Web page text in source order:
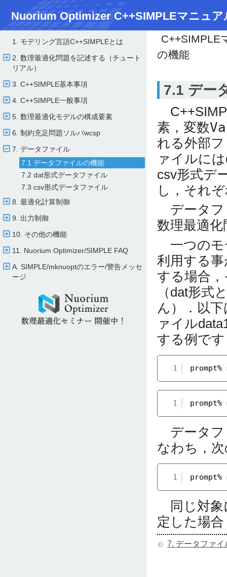
Nuorium Optimizer C++SIMPLEマニュア
1. モデリング言語C++SIMPLEとは
2. 数理最適化問題を記述する（チュート
リアル）
3. C++SIMPLE基本事項
4. C++SIMPLE一般事項
5. 数理最適化モデルの構成要素
6. 制約充足問題ソルバwcsp
7. データファイル
7.1 データファイルの機能
7.2 dat形式データファイル
7.3 csv形式データファイル
8. 最適化計算制御
9. 出力制御
10. その他の機能
11. Nuorium Optimizer/​SIMPLE FAQ
A. SIMPLE/​mknuoptのエラー/​警告メッセ
ージ
C++SIMPLE
の機能
7.1 デー
素，変数
れる外部
ァイルに
csv形式デ
し，それ
データフ
数理最適
一つのモ
利用する
する場合
（dat形式
ん）．以
ァイル
する例で
1 prompt%
1
データフ
なわち，
1
同じ対象
定した場
7. データファイ